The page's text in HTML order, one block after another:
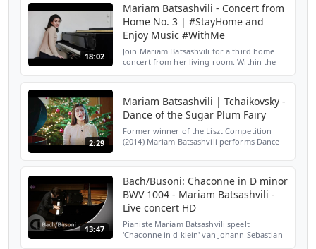
18:02
Mariam Batsashvili - Concert from
Home No. 3 | #StayHome and
Enjoy Music #WithMe
Join Mariam Batsashvili for a third home
concert from her living room. Within the
2:29
Mariam Batsashvili | Tchaikovsky -
Dance of the Sugar Plum Fairy
Former winner of the Liszt Competition
(2014) Mariam Batsashvili performs Dance
13:47
Bach/Busoni: Chaconne in D minor
BWV 1004 - Mariam Batsashvili -
Live concert HD
Pianiste Mariam Batsashvili speelt
'Chaconne in d klein' van Johann Sebastian